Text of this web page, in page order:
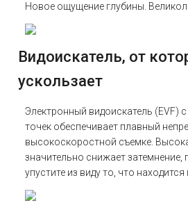
Новое ощущение глубины.
Видоискатель, от
ускользает
Электронный видоискатель (EVF)
точек обеспечивает плавный
высокоскоростной съемке.
значительно снижает затемнение,
упустите из виду то, что находится